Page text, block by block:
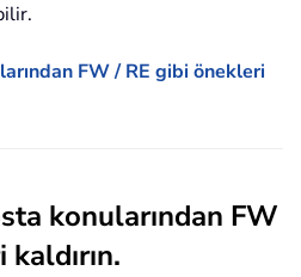
FW / RE gibi önekleri
konularından FW